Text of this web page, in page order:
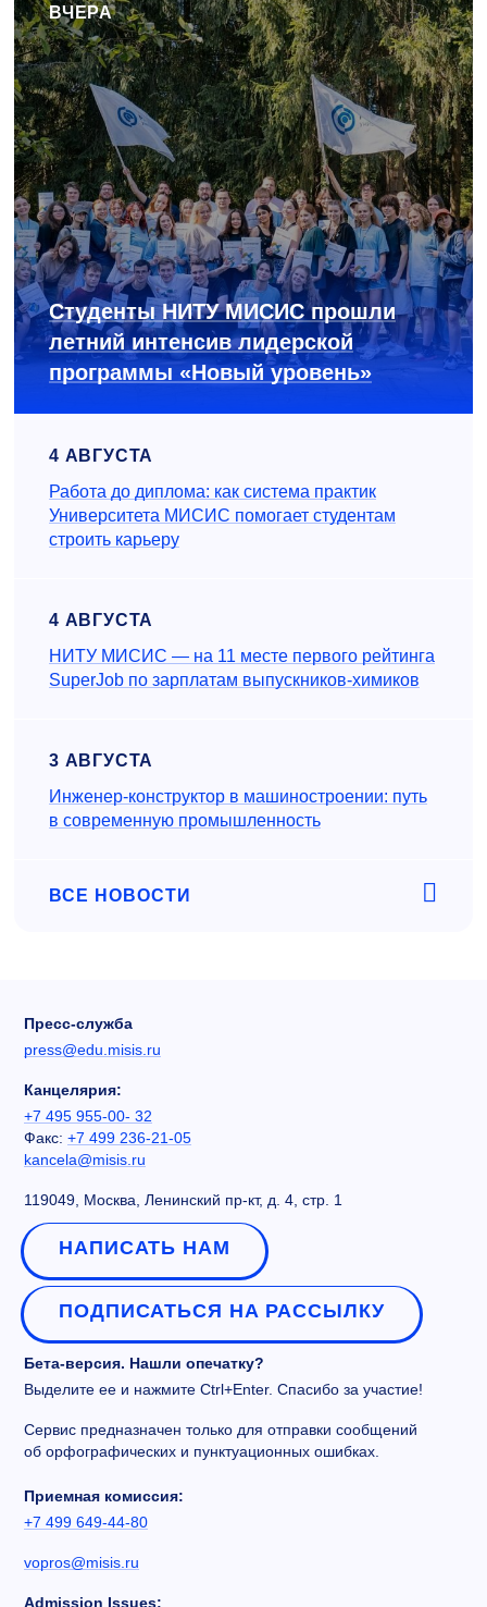
ВЧЕРА
Студенты НИТУ МИСИС прошли
летний интенсив лидерской
программы «Новый уровень»
4 АВГУСТА
Работа до диплома: как система практик
Университета МИСИС помогает студентам
строить карьеру
4 АВГУСТА
НИТУ МИСИС — на 11 месте первого рейтинга
SuperJob по зарплатам выпускников-химиков
3 АВГУСТА
Инженер‑конструктор в машиностроении: путь
в современную промышленность
ВСЕ НОВОСТИ
Пресс-служба
press@edu.misis.ru
Канцелярия:
+7 495 955-00- 32
Факс: +7 499 236-21-05
kancela@misis.ru
119049, Москва, Ленинский пр-кт, д. 4, стр. 1
НАПИСАТЬ НАМ
ПОДПИСАТЬСЯ НА РАССЫЛКУ
Бета-версия. Нашли опечатку?
Выделите ее и нажмите Ctrl+Enter. Спасибо за участие!
Сервис предназначен только для отправки сообщений
об орфографических и пунктуационных ошибках.
Приемная комиссия:
+7 499 649-44-80
vopros@misis.ru
Admission Issues: